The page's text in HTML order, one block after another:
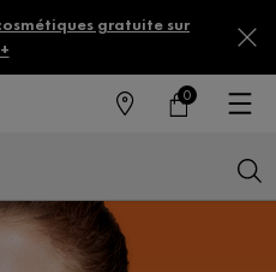
gratuite sur
MAGASINSMON
0
0 PRODUCT IN